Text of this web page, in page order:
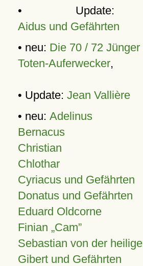
•
Aidus und Gefährten
• neu: Die 70 / 72
Toten-Auferwecker,
• Update: Jean Vallière
• neu: Adelinus
Bernacus
Christian
Chlothar
Cyriacus und Gefährten
Donatus und Gefährten
Eduard Oldcorne
Finian Cam
Sebastian von der
Gibert und Gefährten